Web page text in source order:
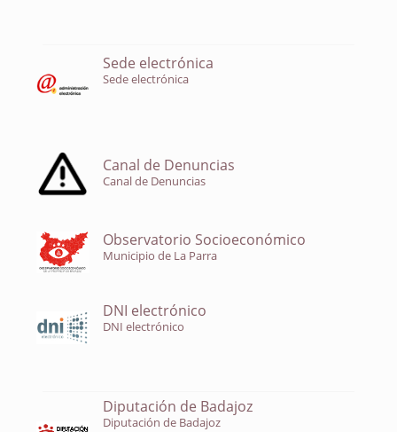
Sede electrónica
Sede electrónica
Canal de Denuncias
Canal de Denuncias
Observatorio Socioeconómico
Municipio de La Parra
DNI electrónico
DNI electrónico
Diputación de Badajoz
Diputación de Badajoz